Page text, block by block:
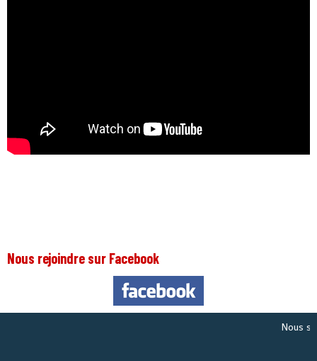
Nous rejoindre sur Facebook
Nous sommes